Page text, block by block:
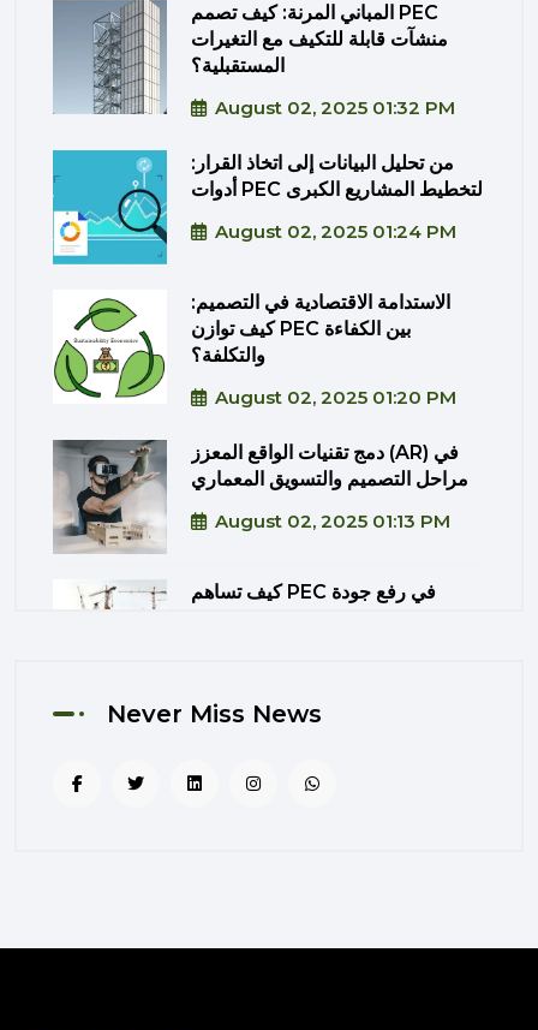
المباني المرنة: كيف تصمم PEC
منشآت قابلة للتكيف مع التغيرات
المستقبلية؟
August 02, 2025 01:32 PM
من تحليل البيانات إلى اتخاذ القرار:
أدوات PEC لتخطيط المشاريع الكبرى
August 02, 2025 01:24 PM
الاستدامة الاقتصادية في التصميم:
كيف توازن PEC بين الكفاءة
والتكلفة؟
August 02, 2025 01:20 PM
دمج تقنيات الواقع المعزز (AR) في
مراحل التصميم والتسويق المعماري
August 02, 2025 01:13 PM
كيف تساهم PEC في رفع جودة
أكثر إنسانية
والتكاليف؟
Never Miss News